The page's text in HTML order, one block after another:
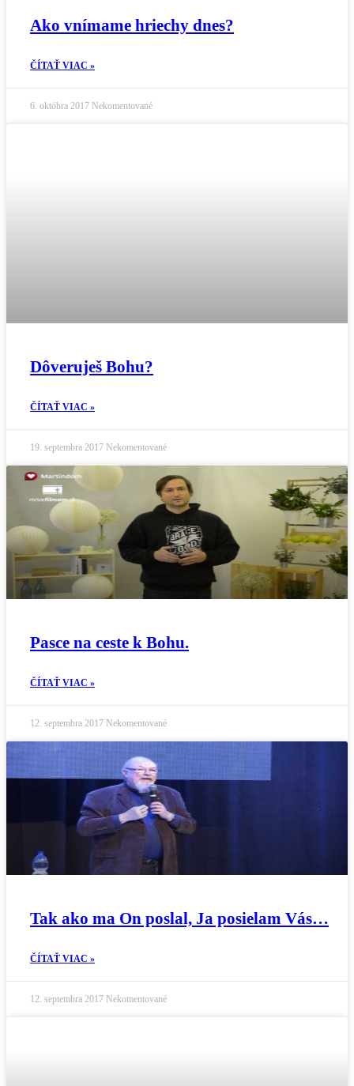
Ako vnímame hriechy dnes?
ČÍTAŤ VIAC »
6. októbra 2017 Nekomentované
Dôveruješ Bohu?
ČÍTAŤ VIAC »
19. septembra 2017 Nekomentované
Pasce na ceste k Bohu.
ČÍTAŤ VIAC »
12. septembra 2017 Nekomentované
Tak ako ma On poslal, Ja posielam Vás…
ČÍTAŤ VIAC »
12. septembra 2017 Nekomentované